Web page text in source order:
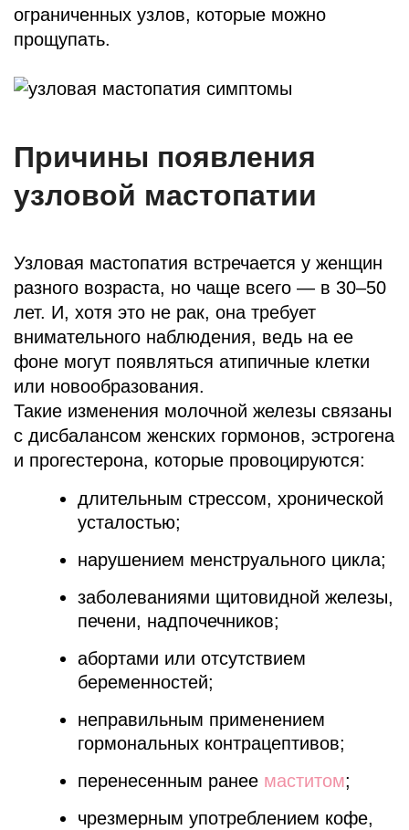
ограниченных узлов, которые можно
прощупать.
Причины появления
узловой мастопатии
Узловая мастопатия встречается у женщин
разного возраста, но чаще всего — в 30–50
лет. И, хотя это не рак, она требует
внимательного наблюдения, ведь на ее
фоне могут появляться атипичные клетки
или новообразования.
Такие изменения молочной железы связаны
с дисбалансом женских гормонов, эстрогена
и прогестерона, которые провоцируются:
длительным стрессом, хронической
усталостью;
нарушением менструального цикла;
заболеваниями щитовидной железы,
печени, надпочечников;
абортами или отсутствием
беременностей;
неправильным применением
гормональных контрацептивов;
перенесенным ранее маститом;
чрезмерным употреблением кофе,